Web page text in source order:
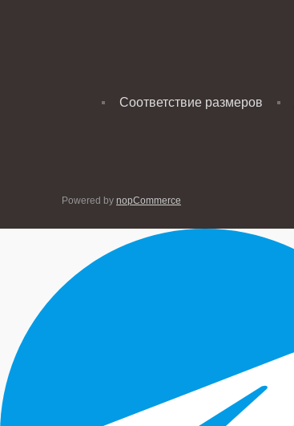
Соответствие размеров
Powered by nopCommerce